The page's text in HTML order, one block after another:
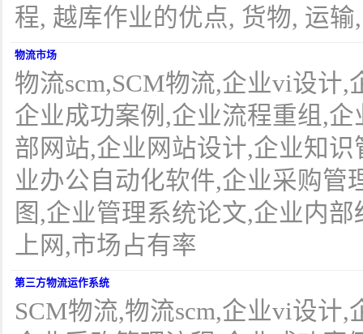
程, 越库作业的优点, 货物, 运输
物流市场
物流scm,SCM物流,企业vi设计,
企业成功案例,企业流程重组,
部网站,企业网站设计,企业知识
业办公自动化软件,企业采购管
图,企业管理系统论文,企业内
上网,市场占有率
第三方物流运作系统
SCM物流,物流scm,企业vi设计,